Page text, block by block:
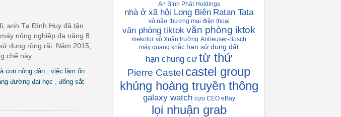
anh Tạ Đình Huy đã tận
nông nghiệp đa năng 8
dụng rộng rãi. Năm 2015,
chế này.
con nông dân
việc làm ổn
đường đại học
đống sắt
An Bình Phát Holdings
nhà ở xã hội Long Biên Ratan Tata
vỏ não thương mại điện thoại
văn phòng tiktok văn phòng iktok
mekolor võ Xuân trường Anheuser-Busch
máy quang khắc hạn sử dụng đất
hạn chung cư từ thứ
Pierre Castel castel group
khủng hoàng truyền thông
galaxy watch cựu CEO eBay
lọi nhuận grab